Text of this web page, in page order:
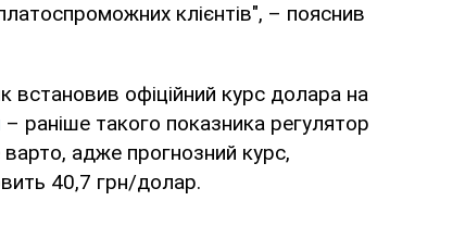
клієнтів", – пояснив
встановив офіційний курс долара на
– раніше такого показника регулятор
адже прогнозний курс,
40,7 грн/долар.